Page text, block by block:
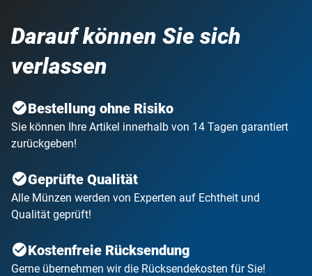
Darauf können Sie sich
verlassen
Bestellung ohne Risiko
Sie können Ihre Artikel innerhalb von 14 Tagen garantiert
zurückgeben!
Geprüfte Qualität
Alle Münzen werden von Experten auf Echtheit und
Qualität geprüft!
Kostenfreie Rücksendung
Gerne übernehmen wir die Rücksendekosten für Sie!